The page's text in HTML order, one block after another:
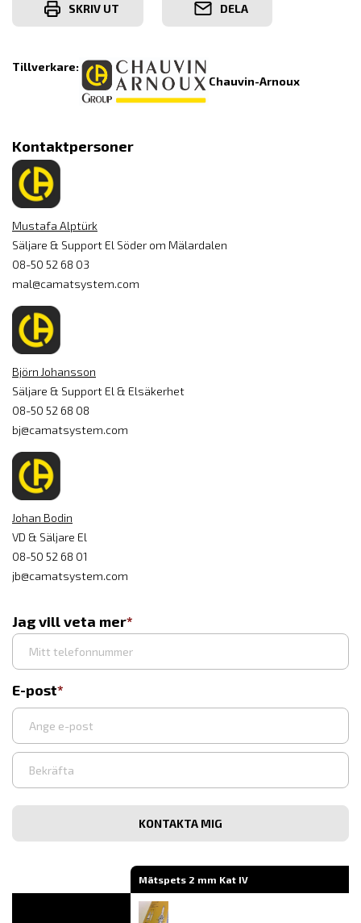
SKRIV UT DELA
Tillverkare:
Chauvin-Arnoux
Kontaktpersoner
Mustafa Alptürk
Säljare & Support El Söder om Mälardalen
08-50 52 68 03
mal@camatsystem.com
Björn Johansson
Säljare & Support El & Elsäkerhet
08-50 52 68 08
bj@camatsystem.com
Johan Bodin
VD & Säljare El
08-50 52 68 01
jb@camatsystem.com
Jag vill veta mer
E-post
Ange
e-
Bekräfta
post
Mätspets 2 mm Kat IV